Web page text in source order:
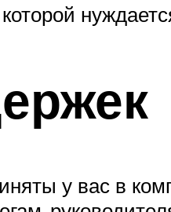
у вас в